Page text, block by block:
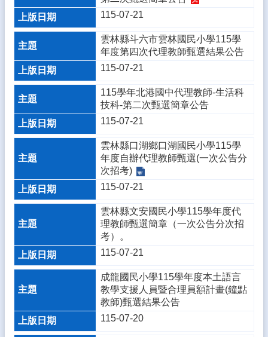
愛
心
志
雲
縣
國
際
教
育
中
English
首
頁
115-07-21
雲林縣斗六市雲林國民小學115學
年度第四次代理教師甄選結果公告
115-07-21
115學年北港國中代理教師-生活科
技科-第二次甄選簡章公告
115-07-21
雲林縣口湖鄉口湖國民小學115學
年度自辦代理教師甄選(一次公告分
次招考)
115-07-21
雲林縣文安國民小學115學年度代
理教師甄選簡章（一次公告分次招
考）。
115-07-21
成龍國民小學115學年度本土語言
教學支援人員暨合理員額計畫(鐘點
教師)甄選結果公告
115-07-20